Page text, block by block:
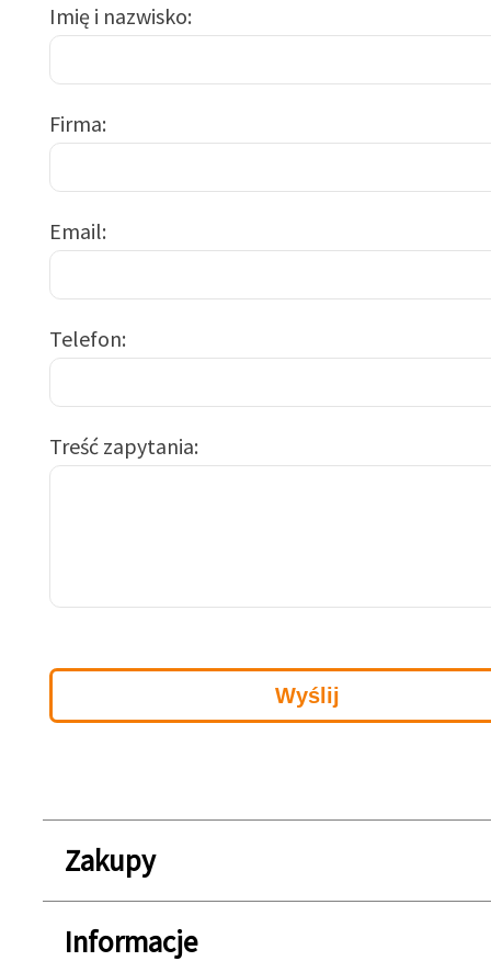
Imię i nazwisko
Firma
Email
Telefon
Treść zapytania
Zakupy
Informacje